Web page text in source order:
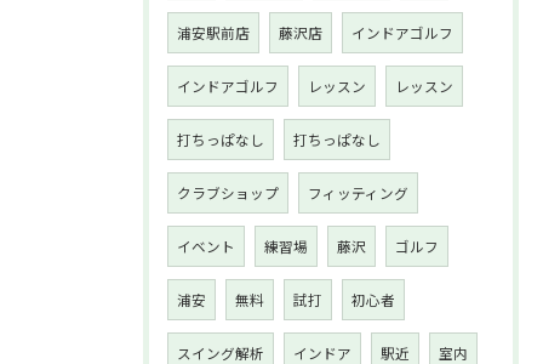
浦安駅前店 藤沢店 インドアゴルフ
インドアゴルフ レッスン レッスン
打ちっぱなし 打ちっぱなし
クラブショップ フィッティング
イベント 練習場 藤沢 ゴルフ
浦安 無料 試打 初心者
スイング解析 インドア 駅近 室内